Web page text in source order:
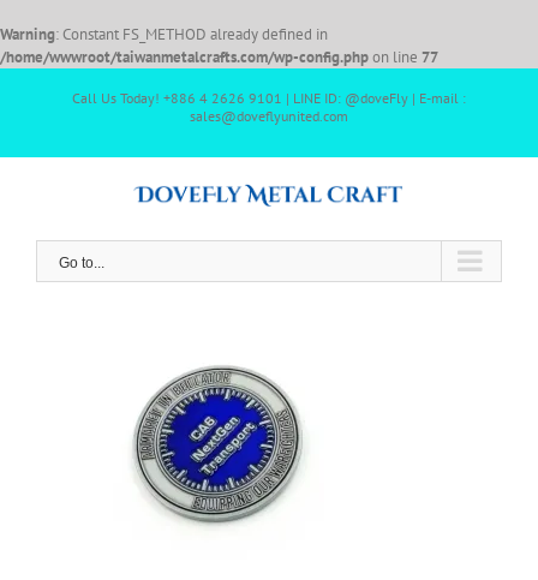
Warning: Constant FS_METHOD already defined in
/home/wwwroot/taiwanmetalcrafts.com/wp-config.phpon line 77
Call Us Today! +886 4 2626 9101 | LINE ID: @doveFly | E-mail :
sales@doveflyunited.com
Go to...